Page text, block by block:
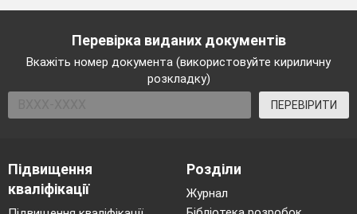
Перевірка виданих документів
Вкажіть номер документа (використовуйте кириличну
розкладку)
ПЕРЕВІРИТИ
Підвищення
кваліфікації
Розділи
Журнал